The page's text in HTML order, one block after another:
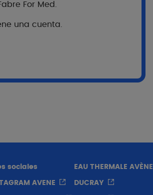
For Med.
una cuenta.
sociales
AVENE
EAU THERMALE AVÈNE
DUCRAY